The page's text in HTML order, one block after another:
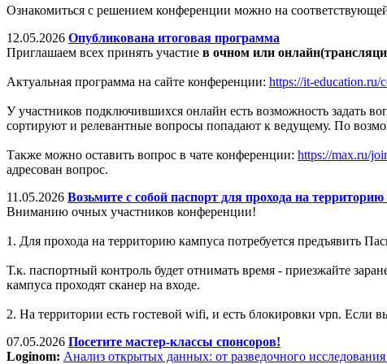
Ознакомиться с решением конференции можно на
12.05.2026 Опубликована итоговая программа
Приглашаем всех принять участие в очном или
Актуальная программа на сайте конференции: https://it-education.ru/
У участников подключившихся онлайн есть возможность задать
сортируют и релевантные вопросы попадают к ведущему. По
Также можно оставить вопрос в чате конференции: https://max.ru/
адресован вопрос.
11.05.2026 Возьмите с собой паспорт для прохода на
Вниманию очных участников конференции!
1. Для прохода на территорию кампуса потребуется предъявить
Т.к. паспортный контроль будет отнимать время - приезжайте
кампуса проходят сканер на входе.
2. На территории есть гостевой wifi, и есть блокировки vpn. Если
07.05.2026 Посетите мастер-классы спонсоров!
Loginom: Анализ открытых данных: от разведочного